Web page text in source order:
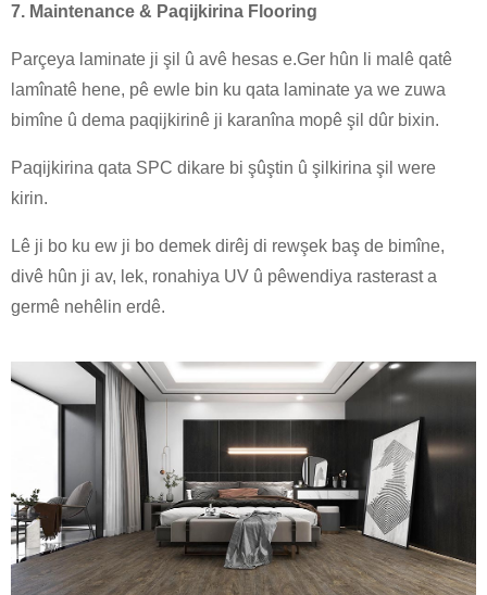
7. Maintenance & Paqijkirina Flooring
Parçeya laminate ji şil û avê hesas e.Ger hûn li malê qatê
lamînatê hene, pê ewle bin ku qata laminate ya we zuwa
bimîne û dema paqijkirinê ji karanîna mopê şil dûr bixin.
Paqijkirina qata SPC dikare bi şûştin û şilkirina şil were
kirin.
Lê ji bo ku ew ji bo demek dirêj di rewşek baş de bimîne,
divê hûn ji av, lek, ronahiya UV û pêwendiya rasterast a
germê nehêlin erdê.